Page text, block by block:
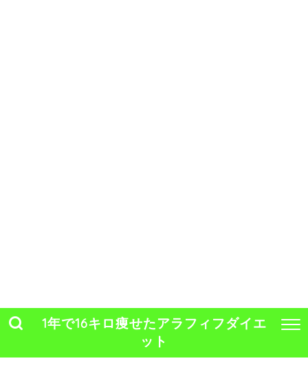
1年で16キロ痩せたアラフィフダイエ
ット